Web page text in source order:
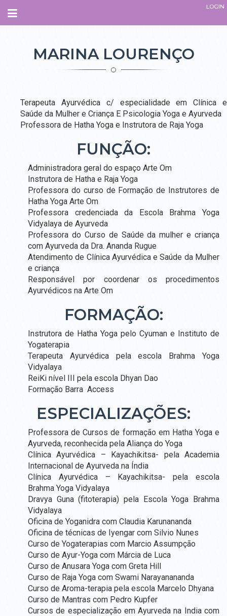
Navegação
LOGIN
O QUE É O ESPAÇO
PARCEIROS
ADMINISTRATIVO
TERAPEUTAS
PROFESSORES
COLABORADORES
COMO CHEGAR
CURSOS
EVENTOS
CURSOS DE FORMAÇÃO
RETIRO ESPECIALIDADE E SAÚDE DA MULHER
RETIRO AUTOCUIDADO
RETIRO MENOPAUSA
RETIRO SAÚDE MENTAL
DETOX PARA MULHERES (PANCHAKARMA)
WORKSHOPS E OFICINAS
OFICINA PRESECIAL DE YOGATERAPIA HORMONAL
CURSO BELEZA E AYURVEDA EM TODAS AS FASES DA VIDA
7 DIAS COM AYURVEDA
OFICINA CULINÁRIA AYURVÉDICA: LANCHINHOS DA
AGENDA CURSOS E EVENTOS
SALAS
SALA COMUM
SALA SHAKTI
SALA DEVI (TÉRREA)
SALA SARASWATI (PISO SUPERIOR)
SALA GANESHA (PISO SUPERIOR)
SALA PSICOLOGIA
MARINA LOURENÇO
Terapeuta Ayurvédica c/ especialidade em Clínica e
Saúde da Mulher e Criança E Psicologia Yoga e Ayurveda
Professora de Hatha Yoga e Instrutora de Raja Yoga
FUNÇÃO:
Administradora geral do espaço Arte Om
Instrutora de Hatha e Raja Yoga
Professora do curso de Formação de Instrutores de
Hatha Yoga Arte Om
Professora credenciada da Escola Brahma Yoga
Vidyalaya de Ayurveda
Professora do Curso de Saúde da mulher e criança
com Ayurveda da Dra. Ananda Rugue
Atendimento de Clínica Ayurvédica e Saúde da Mulher
e criança
Responsável por coordenar os procedimentos
Ayurvédicos na Arte Om
FORMAÇÃO:
Instrutora de Hatha Yoga pelo Cyuman e Instituto de
Yogaterapia
Terapeuta Ayurvédica pela escola Brahma Yoga
Vidyalaya
ReiKi nível III pela escola Dhyan Dao
Formação Barra Access
ESPECIALIZAÇÕES:
Professora de Cursos de formação em Hatha Yoga e
Ayurveda, reconhecida pela Aliança do Yoga
Clínica Ayurvédica – Kayachikitsa- pela Academia
Internacional de Ayurveda na Índia
Clínica Ayurvédica – Kayachikitsa- pela escola
Brahma Yoga Vidyalaya
Dravya Guna (fitoterapia) pela Escola Yoga Brahma
Vidyalaya
Oficina de Yoganidra com Claudia Karunananda
Oficina de técnicas de Iyengar com Silvio Nunes
Curso de Yogaterapias com Marcio Assumpção
Curso de Ayur-Yoga com Márcia de Luca
Curso de Anusara Yoga com Greta Hill
Curso de Raja Yoga com Swami Narayanananda
Curso de Aroma-terapia pela escola Marcelo Dhyana
Curso de Mantras com Pedro Kupfer
Cursos de especialização em Ayurveda na India com